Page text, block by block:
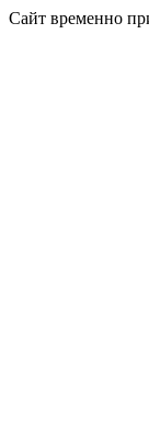
Сайт временно